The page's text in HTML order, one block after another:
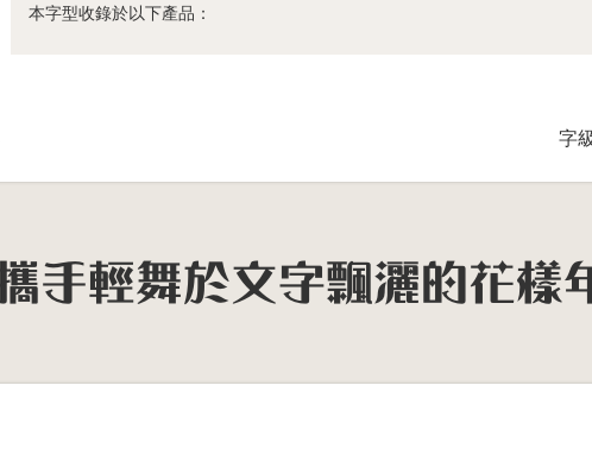
本字型收錄於以下產品：
字